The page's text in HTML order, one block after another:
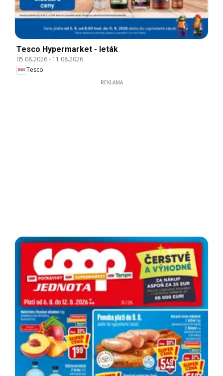
Tesco Hypermarket - leták
05.08.2026- 11.08.2026
Tesco
REKLAMA